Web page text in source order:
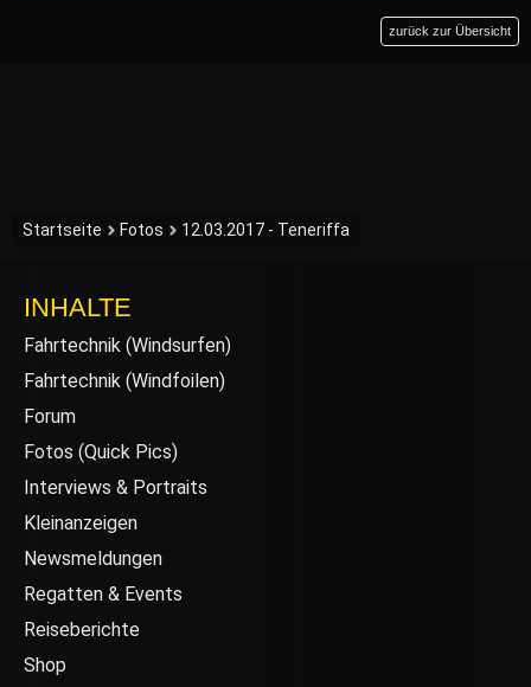
zurück zur Übersicht
Startseite Fotos 12.03.2017 - Teneriffa
INHALTE
Fahrtechnik (Windsurfen)
Fahrtechnik (Windfoilen)
Forum
Fotos (Quick Pics)
Interviews & Portraits
Kleinanzeigen
Newsmeldungen
Regatten & Events
Reiseberichte
Shop